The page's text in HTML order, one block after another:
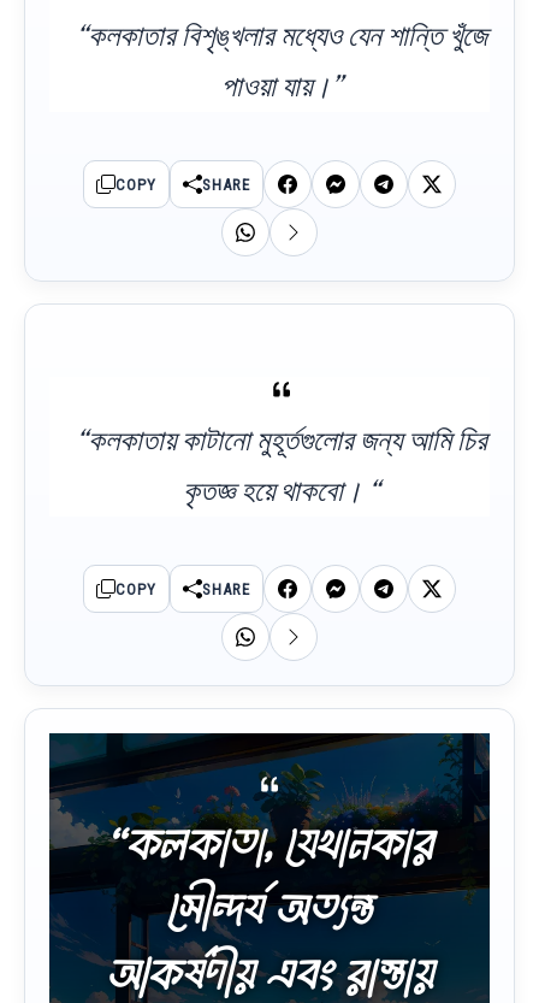
“কলকাতার বিশৃঙ্খলার মধ্যেও যেন শান্তি খুঁজে
পাওয়া যায়।”
COPY SHARE
“কলকাতায় কাটানো মুহূর্তগুলোর জন্য আমি চির
কৃতজ্ঞ হয়ে থাকবো। “
COPY SHARE
“কলকাতা, যেখানকার
সৌন্দর্য অত্যন্ত
আকর্ষণীয় এবং রাস্তায়